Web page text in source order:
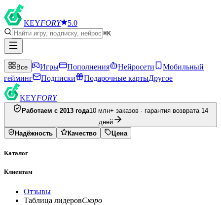
KEYFORY 5.0
⌘K
Все Игры Пополнения Нейросети
Мобильный
гейминг
Подписки Подарочные картыДругое
KEYFORY
Работаем с 2013 года10 млн+ заказов · гарантия возврата 14
дней
Надёжность
Качество Цена
Каталог
Клиентам
Отзывы
Таблица лидеровСкоро